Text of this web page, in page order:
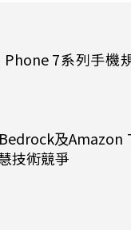
Phone 7系列手機
及Amazon
技術競爭